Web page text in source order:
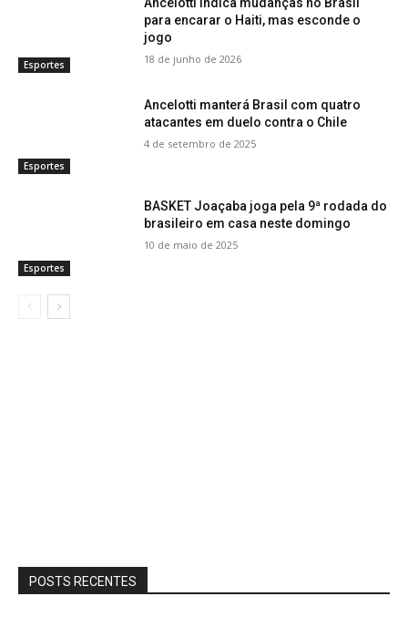
Esportes
para encarar o Haiti, mas esconde o
jogo
18 de junho de 2026
Esportes
Ancelotti manterá Brasil com quatro
atacantes em duelo contra o Chile
4 de setembro de 2025
Esportes
BASKET Joaçaba joga pela 9ª rodada do
brasileiro em casa neste domingo
10 de maio de 2025
POSTS RECENTES